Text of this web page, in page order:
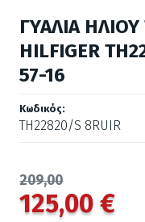
ΓΥΑΛΙΑ ΗΛΙΟΥ
HILFIGER
57-16
Κωδικός:
TH22820/S 8RUIR
209,00
125,00 €